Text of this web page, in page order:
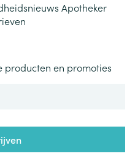
Apotheker
producten en promoties